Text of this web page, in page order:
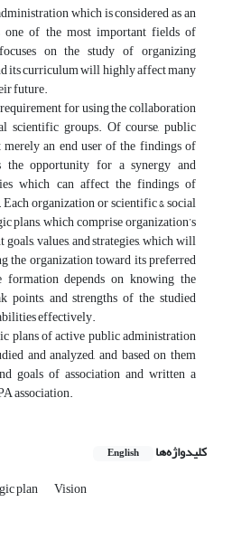
which is considered as an
of the most important fields of
on the study of organizing
its curriculum will highly affect many
future.
for using the collaboration
scientific groups. Of course, public
an end user of the findings of
the opportunity for a synergy and
which can affect the findings of
organization or scientific & social
plans, which comprise organization’s
values, and strategies, which will
the organization toward its preferred
formation depends on knowing the
points, and strengths of the studied
effectively.
plans of active public administration
and analyzed, and based on them
goals of association and written a
association.
کلیدواژه‌ها English
plan Vision